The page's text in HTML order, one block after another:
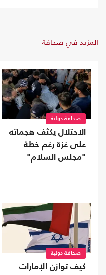
المزيد في صحافة
صحافة دولية
الاحتلال يكثف هجماته
على غزة رغم خطة
"مجلس السلام"
صحافة دولية
كيف توازن الإمارات